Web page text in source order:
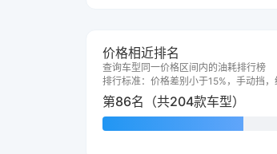
价格相近排名
查询车型同一价格区间内的油耗排行榜
排行标准：价格差别小于15%，手动挡，
第86名（共204款车型）